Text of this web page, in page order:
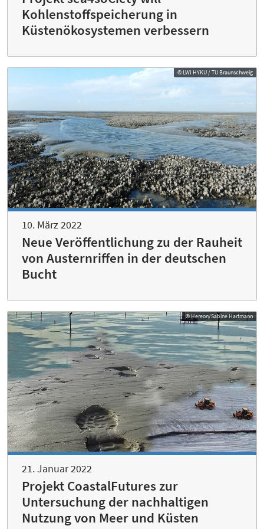
Kohlenstoffspeicherung in
Küstenökosystemen verbessern
© LWI HYKU / TU Braunschweig
10. März 2022
Neue Veröffentlichung zu der Rauheit
von Austernriffen in der deutschen
Bucht
© Hereon/Sabine Hartmann
21. Januar 2022
Projekt CoastalFutures zur
Untersuchung der nachhaltigen
Nutzung von Meer und Küsten